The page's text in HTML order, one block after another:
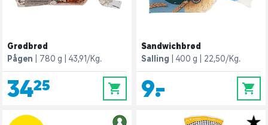
Grødbrød
Pågen
780 g 43,91/Kg.
34,25 0
Sandwichbrød
Salling
400 g 22,50/Kg.
9,- 0